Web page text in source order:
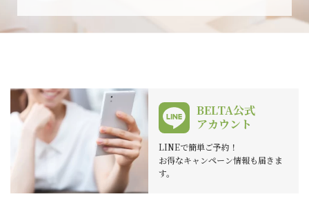
BELTA公式
アカウント
LINEで簡単ご予約！
お得なキャンペーン情報も届きま
す。